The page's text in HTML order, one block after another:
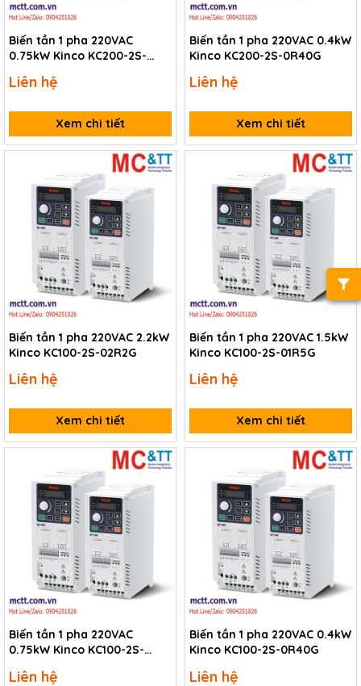
Biến tần 1 pha 220VAC
0.75kW Kinco KC200-2S-
Liên hệ
Xem chi tiết
Biến tần 1 pha 220VAC 0.4kW
Kinco KC200-2S-0R40G
Liên hệ
Xem chi tiết
Biến tần 1 pha 220VAC 2.2kW
Kinco KC100-2S-02R2G
Liên hệ
Xem chi tiết
Biến tần 1 pha 220VAC 1.5kW
Kinco KC100-2S-01R5G
Liên hệ
Xem chi tiết
Biến tần 1 pha 220VAC
0.75kW Kinco KC100-2S-
Liên hệ
Biến tần 1 pha 220VAC 0.4kW
Kinco KC100-2S-0R40G
Liên hệ